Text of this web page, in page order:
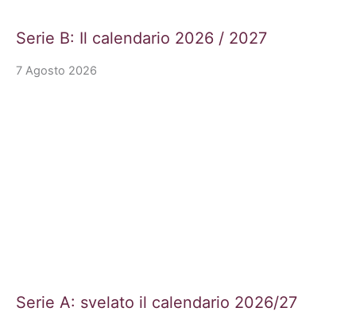
Serie B: Il calendario 2026 / 2027
7 Agosto 2026
Serie A: svelato il calendario 2026/27